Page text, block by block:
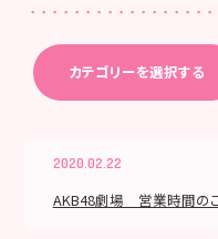
カテゴリーを選択する
2020.02.22
AKB48劇場 営業時間の